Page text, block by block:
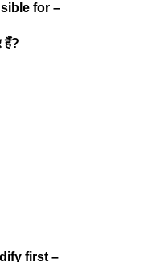
for –
हैं?
first –